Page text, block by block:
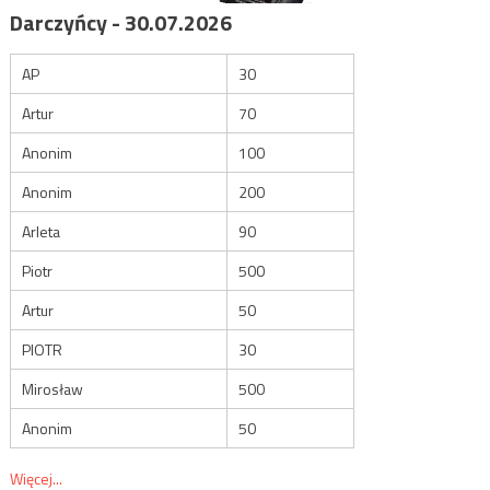
Darczyńcy - 30.07.2026
AP
30
Artur
70
Anonim
100
Anonim
200
Arleta
90
Piotr
500
Artur
50
PIOTR
30
Mirosław
500
Anonim
50
Więcej...